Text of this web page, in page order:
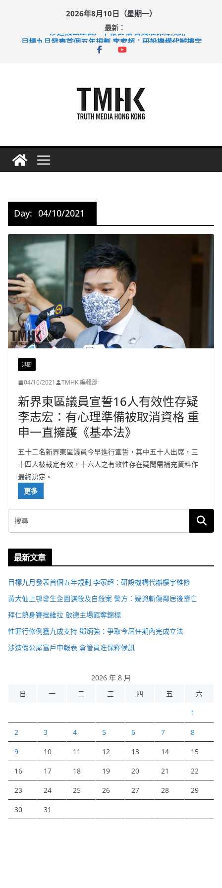
2026年8月10日（星期一）
最新：
涉造假公屋富戶申報表 倉管員准保釋候訊
Day: 04/10/2021
港聞
04/10/2021 TMHK 編輯部
新界東區議員宣誓16人有效性存疑
李志宏：有心理準備被取消資格 重
申一直擁護《基本法》
五十二名新界東區議員今早進行宣誓，其中五十人出席，三
十四人被裁定有效，十六人之有效性存在疑問需補充資料作
最終決定。
更多
最新文章
目標九月發表首個五年規劃 李家超：研設機構代辦樓宇維修
黃大仙上邨發生企圖謀殺及自殺案 警方：疑兇斬傷鄰居後墮亡
拜仁熱身賽挫維拉 啟德主場館奪錦標
性罪行修例獲九成支持 鄧炳強：爭取今屆任期內完成立法
涉造假公屋富戶申報表 倉管員准保釋候訊
2026 年 8 月
日
一 二 三 四 五 六
1
2 3 4 5 6 7 8
9 10 11 12 13 14 15
16 17 18 19 20 21 22
23 24 25 26 27 28 29
30 31